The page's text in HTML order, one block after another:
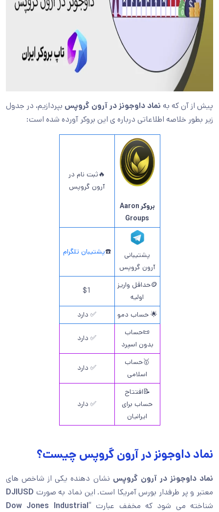
پیش از آن که به نماد داوجونز در آرون گروپس بپردازیم، در جدول
زیر بطور خلاصه اطلاعاتی درباره ی این بروکر آورده شده است:
بروکر Aaron
Groups
🔥ثبت نام در
آرون گروپس
پشتیبانی
آرون گروپس
☎️پشتیبان تلگرام
🪙حداقل واریز
اولیه
$1
🌟 حساب دمو
✅ دارد
📜حساب
بدون اسپرد
✅ دارد
🥇حساب
اسلامی
✅ دارد
📝افتتاح
حساب برای
ایرانیان
✅ دارد
نماد داوجونز در آرون گروپس چیست؟
نماد داوجونز در آرون گروپس نشان دهنده یکی از شاخص های
معتبر و پر طرفدار بورس آمریکا است. این نماد به صورت DJIUSD
شناخته می شود که مخفف عبارت “Dow Jones Industrial